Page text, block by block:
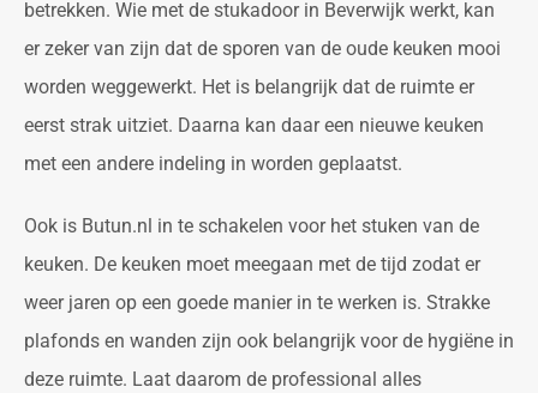
betrekken. Wie met de stukadoor in Beverwijk werkt, kan
er zeker van zijn dat de sporen van de oude keuken mooi
worden weggewerkt. Het is belangrijk dat de ruimte er
eerst strak uitziet. Daarna kan daar een nieuwe keuken
met een andere indeling in worden geplaatst.
Ook is Butun.nl in te schakelen voor het stuken van de
keuken. De keuken moet meegaan met de tijd zodat er
weer jaren op een goede manier in te werken is. Strakke
plafonds en wanden zijn ook belangrijk voor de hygiëne in
deze ruimte. Laat daarom de professional alles